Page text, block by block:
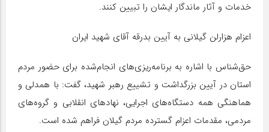
خدمات و آثار ماندگار ایشان را تبیین کنند.
اعزام هزارلن گیلانی به آیین بدرقه آقای شهید ایران
حق‌شناس با اشاره به برنامه‌ریزی‌های انجام‌شده برای حضور مردم
استان در آیین بزرگداشت و تشییع رهبر شهید، گفت: با همدلی و
هماهنگی همه دستگاه‌های اجرایی، نهادهای انقلابی و گروه‌های
مردمی، مقدمات اعزام گسترده مردم گیلان فراهم شده است.